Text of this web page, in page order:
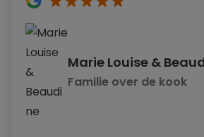
5
sterren
Marie Louise &
Familie over de kook